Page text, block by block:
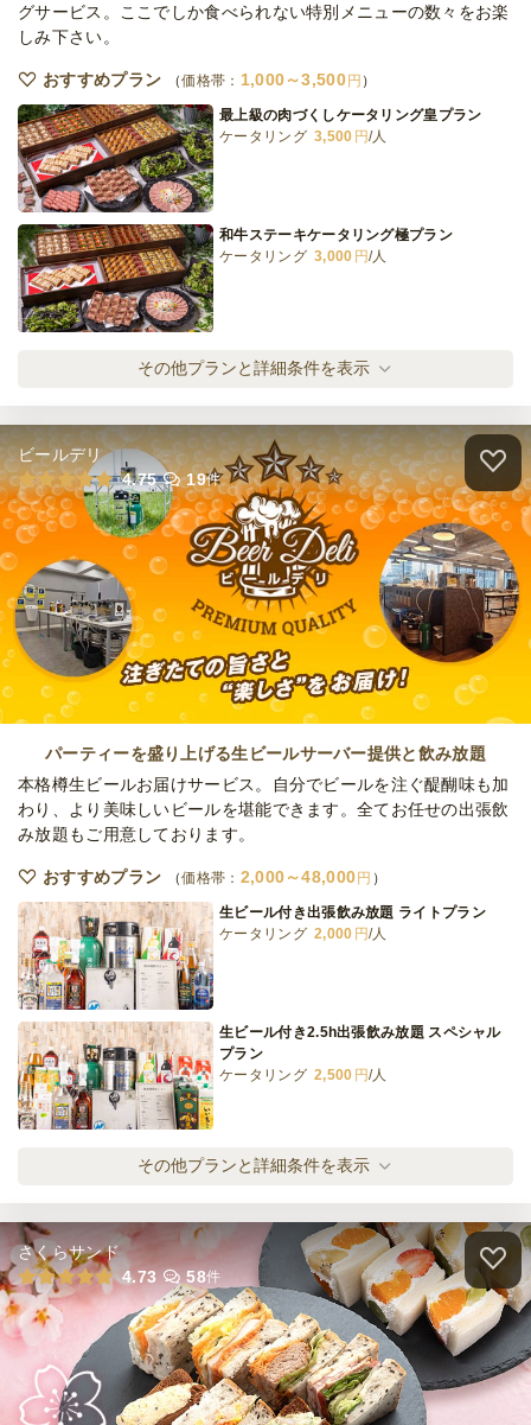
グサービス。ここでしか食べられない特別メニューの数々をお楽
しみ下さい。
おすすめプラン 価格帯： 1,000～3,500円
最上級の肉づくしケータリング皇プラン
ケータリング 3,500 円/人
和牛ステーキケータリング極プラン
ケータリング 3,000 円/人
オードブル
1,000円/人
肉絨毯&手ごね鶏団子デリバリー竹プラン
オードブル
1,500円/人
和牛ハツの入った肉ケータリング松プラン
ケータリング 2,500円 /人
肉絨毯&ケータリング竹プラン
肉絨毯ケータリング梅プラン
全てのプランを見る（10件）
オードブル
15,000円
締切 3日前19時
最低ご注文金額 100,000円
その他プランと詳細条件を表示
ビールデリ
4.75
19件
パーティーを盛り上げる生ビールサーバー提供と飲み放題
本格樽生ビールお届けサービス。自分でビールを注ぐ醍醐味も加
わり、より美味しいビールを堪能できます。全てお任せの出張飲
み放題もご用意しております。
おすすめプラン 価格帯： 2,000～48,000円
生ビール付き出張飲み放題 ライトプラン
ケータリング 2,000 円/人
生ビール付き2.5h出張飲み放題 スペシャル
プラン
ケータリング 2,500 円/人
サーバー1台・生樽セット
ケータリング 15,000 円 /人
サーバー1台・生樽1本・ソフトドリンクセ
ット
ケータリング 18,000円/人
サーバー1台・生樽2本セット
ケータリング 25,000円/人
その他プランと詳細条件を表示
さくらサンド
4.73
58件